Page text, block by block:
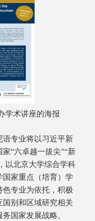
学术讲座的海报
专业将以习近平新
“六卓越一拔尖”“新
以北京大学综合学科
家重点（培育）学
专业为依托，积极
别和区域研究相关
国家发展战略。